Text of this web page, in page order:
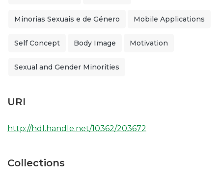
Minorias Sexuais e de Género Mobile Applications
Self Concept Body Image Motivation
Sexual and Gender Minorities
URI
http://hdl.handle.net/10362/203672
Collections